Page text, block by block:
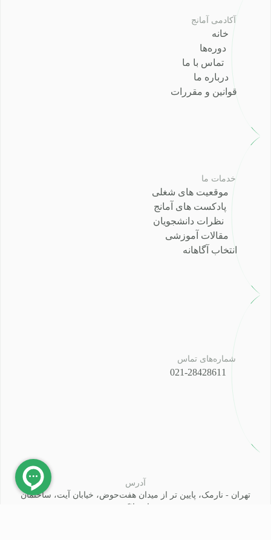
آکادمی آمانج
خانه
دوره‌ها
تماس با ما
درباره ما
قوانین و مقررات
خدمات ما
موقعیت های شغلی
پادکست های آمانج
نظرات دانشجویان
مقالات آموزشی
انتخاب آگاهانه
شماره‌های تماس
021-28428611
آدرس
تهران - نارمک، پایین تر از میدان هفت‌حوض، خیابان آیت، ساختمان
سپیدار، پلاک ۳۵۰